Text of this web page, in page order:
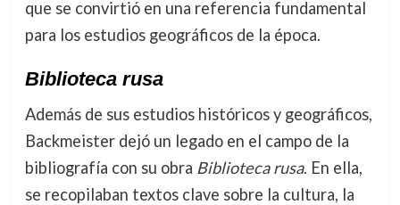
que se convirtió en una referencia fundamental
para los estudios geográficos de la época.
Biblioteca rusa
Además de sus estudios históricos y geográficos,
Backmeister dejó un legado en el campo de la
bibliografía con su obra Biblioteca rusa. En ella,
se recopilaban textos clave sobre la cultura, la